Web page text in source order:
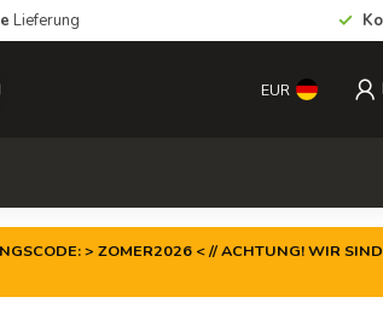
Lieferung
EUR
> ZOMER2026 < // ACHTUNG! WIR